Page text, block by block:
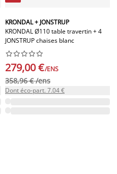
KRONDAL + JONSTRUP
KRONDAL Ø110 table travertin + 4
JONSTRUP chaises blanc






279,00 €/ENS
358,96 € /ens
Dont éco-part. 7.04 €